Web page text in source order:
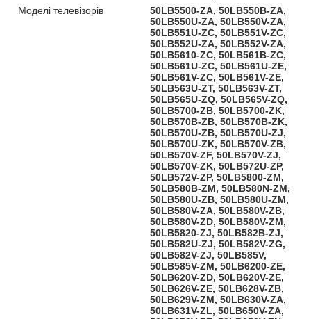
Моделі телевізорів
50LB5500-ZA, 50LB550B-ZA,
50LB550U-ZA, 50LB550V-ZA,
50LB551U-ZC, 50LB551V-ZC,
50LB552U-ZA, 50LB552V-ZA,
50LB5610-ZC, 50LB561B-ZC,
50LB561U-ZC, 50LB561U-ZE,
50LB561V-ZC, 50LB561V-ZE,
50LB563U-ZT, 50LB563V-ZT,
50LB565U-ZQ, 50LB565V-ZQ,
50LB5700-ZB, 50LB5700-ZK,
50LB570B-ZB, 50LB570B-ZK,
50LB570U-ZB, 50LB570U-ZJ,
50LB570U-ZK, 50LB570V-ZB,
50LB570V-ZF, 50LB570V-ZJ,
50LB570V-ZK, 50LB572U-ZP,
50LB572V-ZP, 50LB5800-ZM,
50LB580B-ZM, 50LB580N-ZM,
50LB580U-ZB, 50LB580U-ZM,
50LB580V-ZA, 50LB580V-ZB,
50LB580V-ZD, 50LB580V-ZM,
50LB5820-ZJ, 50LB582B-ZJ,
50LB582U-ZJ, 50LB582V-ZG,
50LB582V-ZJ, 50LB585V,
50LB585V-ZM, 50LB6200-ZE,
50LB620V-ZD, 50LB620V-ZE,
50LB626V-ZE, 50LB628V-ZB,
50LB629V-ZM, 50LB630V-ZA,
50LB631V-ZL, 50LB650V-ZA,